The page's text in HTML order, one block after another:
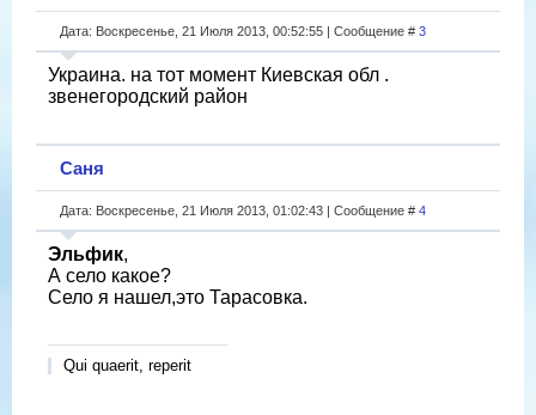
Дата: Воскресенье, 21 Июля 2013, 00:52:55 | Сообщение # 3
Украина. на тот момент Киевская обл .
звенегородский район
Саня
Дата: Воскресенье, 21 Июля 2013, 01:02:43 | Сообщение # 4
Эльфик,
А село какое?
Село я нашел,это Тарасовка.
Qui quaerit, reperit